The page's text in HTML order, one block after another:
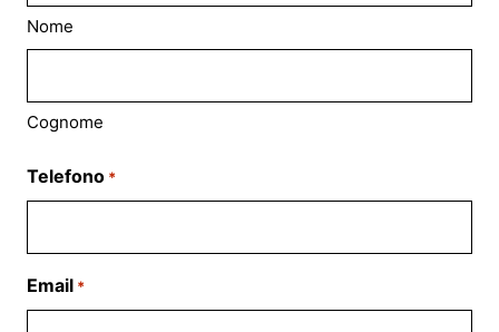
Nome
Cognome
Telefono *
Email *